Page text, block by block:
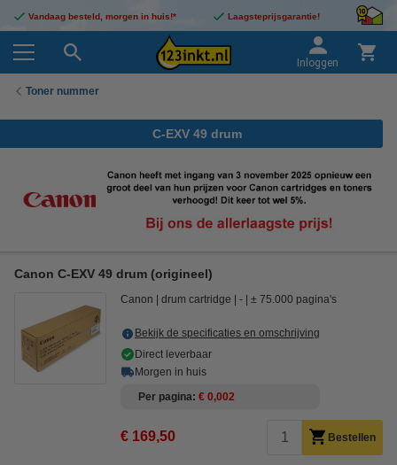
Vandaag besteld, morgen in huis!* Laagsteprijsgarantie!
Inloggen
Toner nummer
C-EXV 49 drum
Canon C-EXV 49 drum (origineel)
Canon drum cartridge - ± 75.000 pagina's
Bekijk de specificaties en omschrijving
Direct leverbaar
Morgen in huis
Per pagina € 0,002
€ 169,50 Bestellen